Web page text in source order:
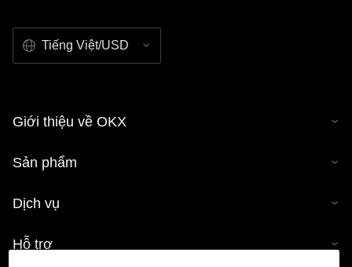
Tiếng Việt/USD
Giới thiệu về OKX
Sản phẩm
Dịch vụ
Hỗ trợ